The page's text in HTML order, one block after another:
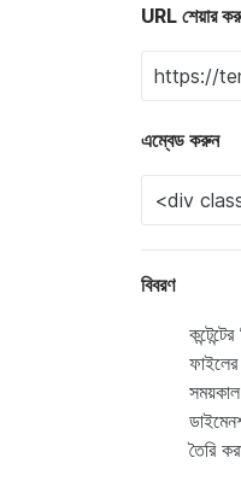
URL শেয়ার
এম্বেড করুন
বিবরণ
তৈরি